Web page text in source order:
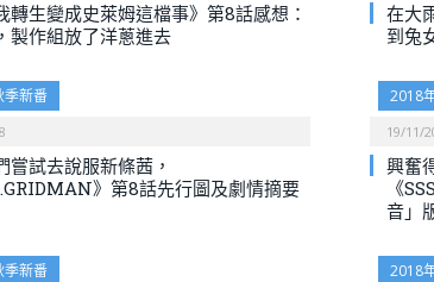
轉生變成史萊姆這檔事》第8話感想：
製作組放了洋蔥進去
在大
到兔
季新番
嘗試去說服新條茜，
》第8話先行圖及劇情摘要
2018
19/11/
興奮
《
音」
季新番 2018